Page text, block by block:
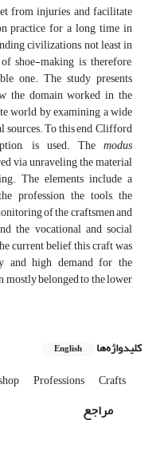
from injuries and facilitate
practice for a long time in
civilizations, not least in
shoe-making is, therefore,
one. The study presents
the domain worked in the
world by examining a wide
sources. To this end, Clifford
is used. The modus
via unraveling the material
The elements include a
profession, the tools, the
of the craftsmen and
the vocational and social
current belief, this craft was
and high demand for the
belonged to the lower
کلیدواژه‌ها English
Professions Crafts
مراجع